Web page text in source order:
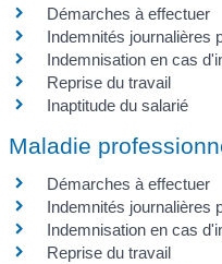
Démarches à effectuer
Indemnités journalières
Indemnisation en cas
Reprise du travail
Inaptitude du salarié
Maladie
Démarches à effectuer
Indemnités journalières
Indemnisation en cas
Reprise du travail